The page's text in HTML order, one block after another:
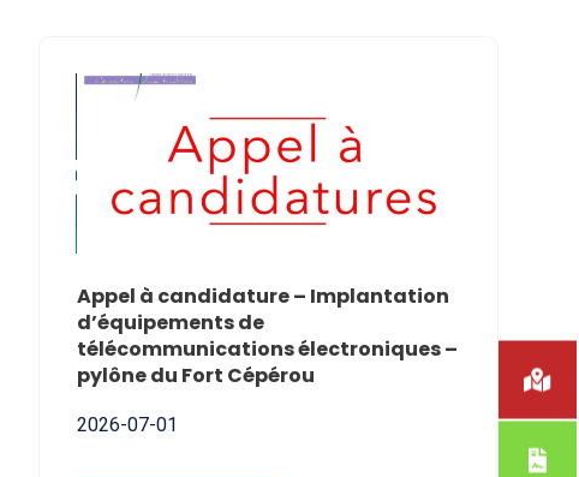
Appel à candidature – Implantation
d’équipements de
télécommunications électroniques –
pylône du Fort Cépérou
2026-07-01
2026-06-09